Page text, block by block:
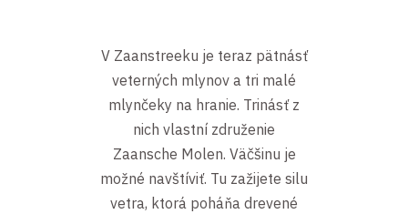
V Zaanstreeku je teraz pätnásť
veterných mlynov a tri malé
mlynčeky na hranie. Trinásť z
nich vlastní združenie
Zaansche Molen. Väčšinu je
možné navštíviť. Tu zažijete silu
vetra, ktorá poháňa drevené